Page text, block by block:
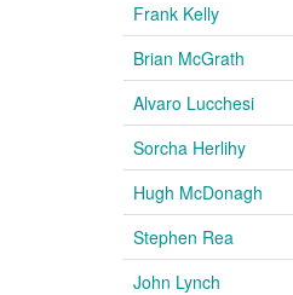
Frank Kelly
Brian McGrath
Alvaro Lucchesi
Sorcha Herlihy
Hugh McDonagh
Stephen Rea
John Lynch